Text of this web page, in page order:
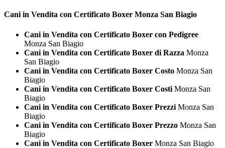
Cani in Vendita con Certificato Boxer Monza San Biagio
Cani in Vendita con Certificato Boxer con Pedigree
Monza San Biagio
Cani in Vendita con Certificato Boxer di Razza Monza
San Biagio
Cani in Vendita con Certificato Boxer Costo Monza San
Biagio
Cani in Vendita con Certificato Boxer Costi Monza San
Biagio
Cani in Vendita con Certificato Boxer Prezzi Monza San
Biagio
Cani in Vendita con Certificato Boxer Prezzo Monza San
Biagio
Cani in Vendita con Certificato Boxer Monza San Biagio